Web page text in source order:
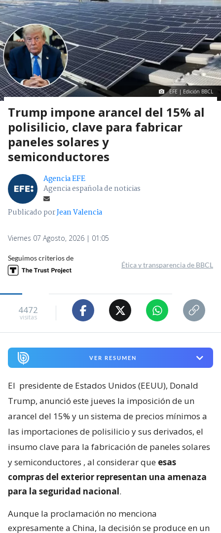
EFE | Edición BBCL
Trump impone arancel del 15% al
polisilicio, clave para fabricar
paneles solares y
semiconductores
Agencia EFE
Agencia española de noticias
Publicado porJean Valencia
Viernes 07 Agosto, 2026 | 01:05
Seguimos criterios de
Ética y transparencia de BBCL
4472
visitas
VER RESUMEN
El presidente de Estados Unidos (EEUU), Donald
Trump, anunció este jueves la imposición de un
arancel del 15% y un sistema de precios mínimos a
las importaciones de polisilicio y sus derivados, el
insumo clave para la fabricación de paneles solares
y semiconductores , al considerar que esas
compras del exterior representan una amenaza
para la seguridad nacional.
Aunque la proclamación no menciona
expresamente a China, la decisión se produce en un